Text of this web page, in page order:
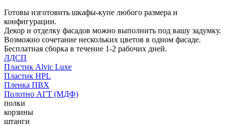
Готовы изготовить шкафы-купе любого размера и
конфигурации.
Декор и отделку фасадов можно выполнить под вашу задумку.
Возможно сочетание нескольких цветов в одном фасаде.
Бесплатная сборка в течение 1-2 рабочих дней.
ЛДСП
Пластик Alvic Luxe
Пластик HPL
Пленка ПВХ
Полотно АГТ (МДФ)
полки
корзины
штанги